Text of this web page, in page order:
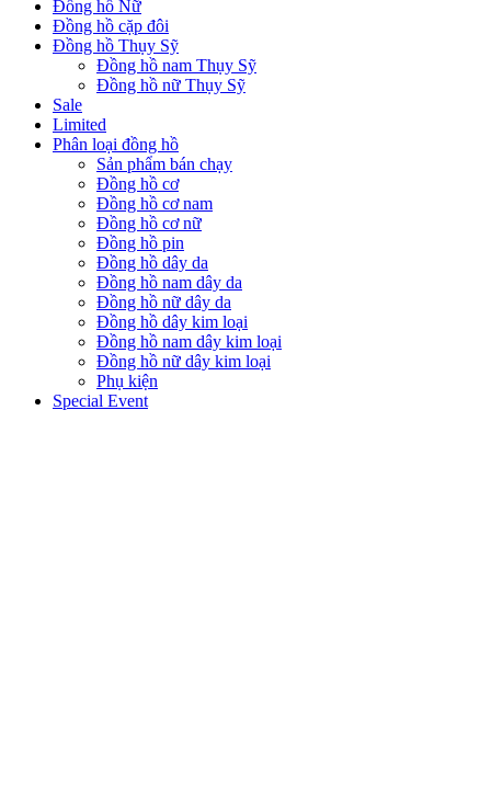
Đồng hồ Nữ
Đồng hồ cặp đôi
Đồng hồ Thụy Sỹ
Đồng hồ nam Thụy Sỹ
Đồng hồ nữ Thụy Sỹ
Sale
Limited
Phân loại đồng hồ
Sản phẩm bán chạy
Đồng hồ cơ
Đồng hồ cơ nam
Đồng hồ cơ nữ
Đồng hồ pin
Đồng hồ dây da
Đồng hồ nam dây da
Đồng hồ nữ dây da
Đồng hồ dây kim loại
Đồng hồ nam dây kim loại
Đồng hồ nữ dây kim loại
Phụ kiện
Special Event